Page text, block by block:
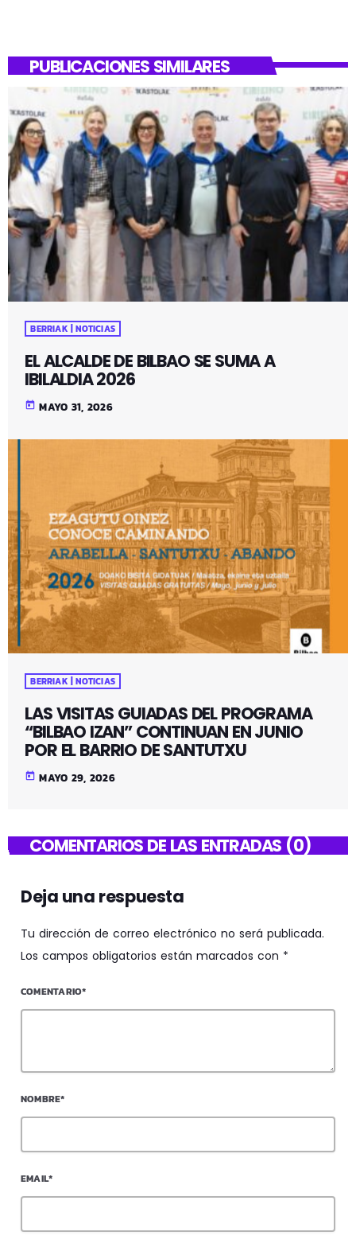
PUBLICACIONES SIMILARES
BERRIAK | NOTICIAS
EL ALCALDE DE BILBAO SE SUMA A
IBILALDIA 2026
today MAYO 31, 2026
BERRIAK | NOTICIAS
LAS VISITAS GUIADAS DEL PROGRAMA
“BILBAO IZAN” CONTINUAN EN JUNIO
POR EL BARRIO DE SANTUTXU
today MAYO 29, 2026
COMENTARIOS DE LAS ENTRADAS (0)
Deja una respuesta
Tu dirección de correo electrónico no será publicada.
Los campos obligatorios están marcados con *
COMENTARIO*
NOMBRE*
EMAIL*